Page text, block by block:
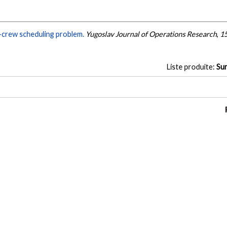
scheduling problem. Yugoslav Journal of Operations Research,
Liste produite: